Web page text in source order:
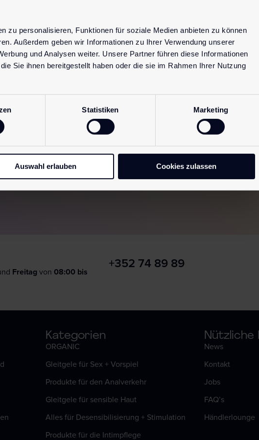
zu personalisieren, Funktionen für soziale Medien anbieten zu können
Außerdem geben wir Informationen zu Ihrer Verwendung unserer
und Analysen weiter. Unsere Partner führen diese Informationen
Sie ihnen bereitgestellt haben oder die sie im Rahmen Ihrer Nutzung
Statistiken Marketing
Auswahl erlauben Cookies zulassen
Abonniere jetzt unseren
neue Inspirationen und Angebote.
Freitag von 08:00 bis
+352 74 89 89
Kategorien
ORGANIC
Gleitgele für Sex + Vorspiel
Produkte für den Analverkehr
Gleitgele für sensible Haut
Alles für Desensibilisierung + Stimulation
Produkte für die Intimpflege
Nützliche
News
Kontakt
Jobs
FAQ’s
Händlerlounge